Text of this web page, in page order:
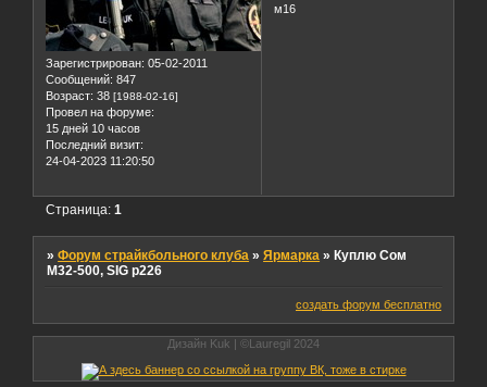
Зарегистрирован: 05-02-2011
Сообщений: 847
Возраст: 38 [1988-02-16]
Провел на форуме:
15 дней 10 часов
Последний визит:
24-04-2023 11:20:50
м16
Страница:1
»Форум страйкбольного клуба »Ярмарка »Куплю Сом
М32-500, SIG p226
создать форум бесплатно
Дизайн Kuk | ©Lauregil 2024